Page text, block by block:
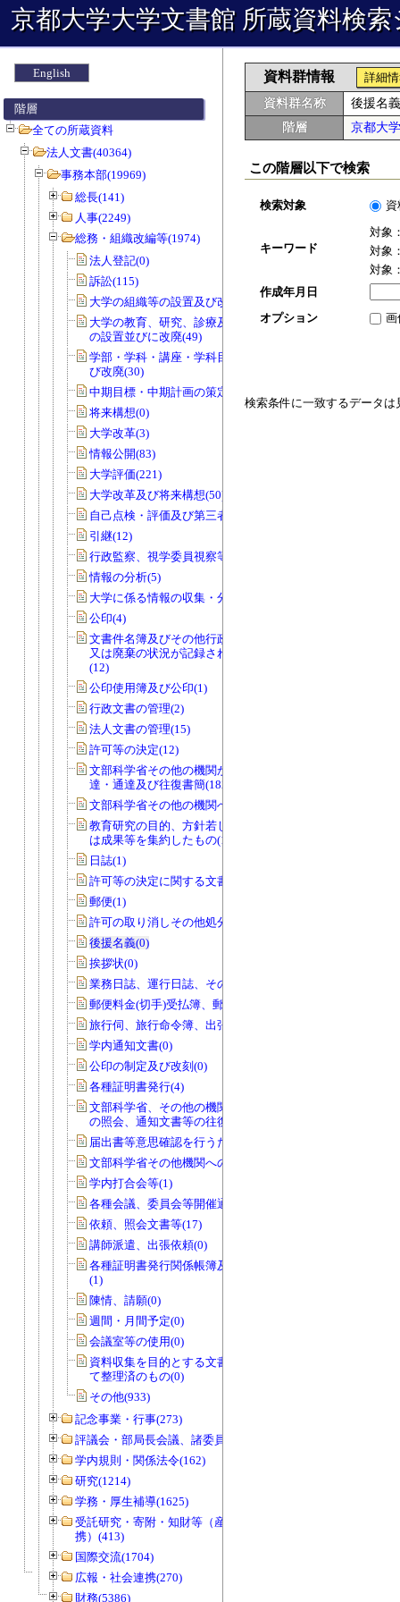
京都大学大学文書館 所蔵資料検
English
階層
全ての所蔵資料
法人文書(40364)
事務本部(19969)
総長(141)
人事(2249)
総務・組織改編等(1974)
法人登記(0)
訴訟(115)
大学の組織等の設置及び改廃(57)
大学の教育、研究、診療及び事務組織
の設置並びに改廃(49)
学部・学科・講座・学科目等の設置及
び改廃(30)
中期目標・中期計画の策定(0)
将来構想(0)
大学改革(3)
情報公開(83)
大学評価(221)
大学改革及び将来構想(50)
自己点検・評価及び第三者評価(5)
引継(12)
行政監察、視学委員視察等(56)
情報の分析(5)
大学に係る情報の収集・分析(0)
公印(4)
文書件名簿及びその他行政文書の取得
又は廃棄の状況が記録されているもの
(12)
公印使用簿及び公印(1)
行政文書の管理(2)
法人文書の管理(15)
許可等の決定(12)
文部科学省その他の機関からの諸令
達・通達及び往復書簡(182)
文部科学省その他の機関への報告等(74)
教育研究の目的、方針若しくは計画又
は成果等を集約したもの(14)
日誌(1)
許可等の決定に関する文書(0)
郵便(1)
許可の取り消しその他処分(0)
後援名義(0)
挨拶状(0)
業務日誌、運行日誌、その他日誌(11)
郵便料金(切手)受払簿、郵便物発送控(0)
旅行伺、旅行命令簿、出張報告書(1)
学内通知文書(0)
公印の制定及び改刻(0)
各種証明書発行(4)
文部科学省、その他の機関、個人から
の照会、通知文書等の往復文書(2)
届出書等意思確認を行うためのもの(0)
文部科学省その他機関への報告等(0)
学内打合会等(1)
各種会議、委員会等開催通知書(0)
依頼、照会文書等(17)
講師派遣、出張依頼(0)
各種証明書発行関係帳簿及び関係書類
(1)
陳情、請願(0)
週間・月間予定(0)
会議室等の使用(0)
資料収集を目的とする文書で資料とし
て整理済のもの(0)
その他(933)
記念事業・行事(273)
評議会・部局長会議、諸委員会等(1466)
学内規則・関係法令(162)
研究(1214)
学務・厚生補導(1625)
受託研究・寄附・知財等（産官学連
携）(413)
国際交流(1704)
広報・社会連携(270)
財務(5386)
資料群情報
詳細
資料群名称
後援名義
階層
京都大
この階層以下で検索
検索対象 資
キーワード
対象
対象
対象
作成年月日
オプション
画
検索条件に一致するデータ